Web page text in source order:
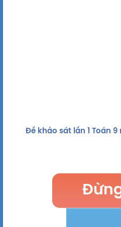
Đề khảo sát lần 1 Toán